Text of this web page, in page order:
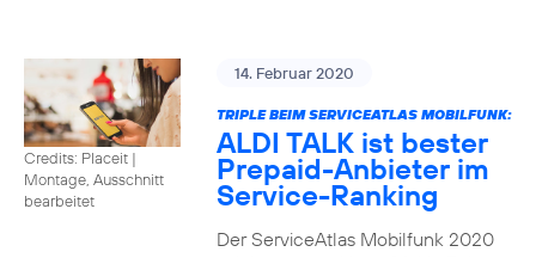
Credits: Placeit |
Montage, Ausschnitt
bearbeitet
14. Februar 2020
TRIPLE BEIM SERVICEATLAS MOBILFUNK:
ALDI TALK ist bester
Prepaid-Anbieter im
Service-Ranking
Der ServiceAtlas Mobilfunk 2020